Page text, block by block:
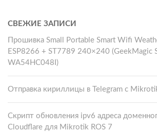
СВЕЖИЕ ЗАПИСИ
Прошивка Small Portable Smart Wifi
ESP8266 + ST7789 240×240 (GeekMagic
WA54HC048I)
Отправка кириллицы в Telegram с
Скрипт обновления ipv6 адреса
Cloudflare для Mikrotik ROS 7